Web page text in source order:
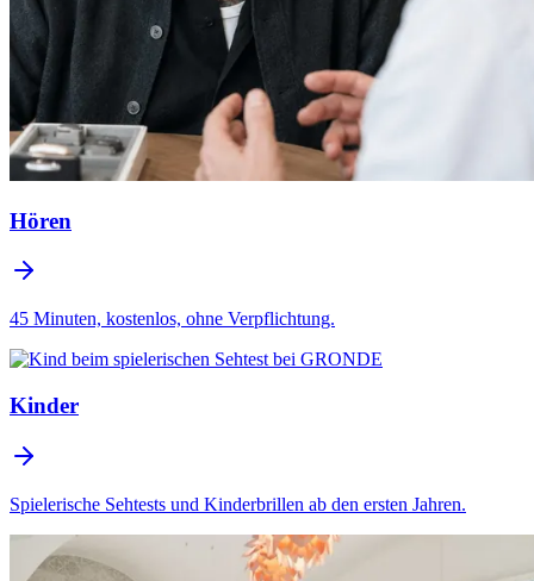
Hören
45 Minuten, kostenlos, ohne Verpflichtung.
Kinder
Spielerische Sehtests und Kinderbrillen ab den ersten Jahren.